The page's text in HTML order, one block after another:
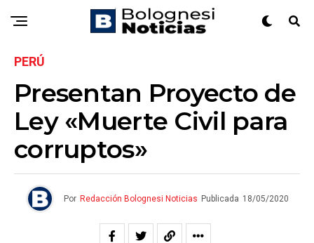
PERÚ
Presentan Proyecto de
Ley «Muerte Civil para
corruptos»
Por Redacción Bolognesi Noticias Publicada 18/05/2020